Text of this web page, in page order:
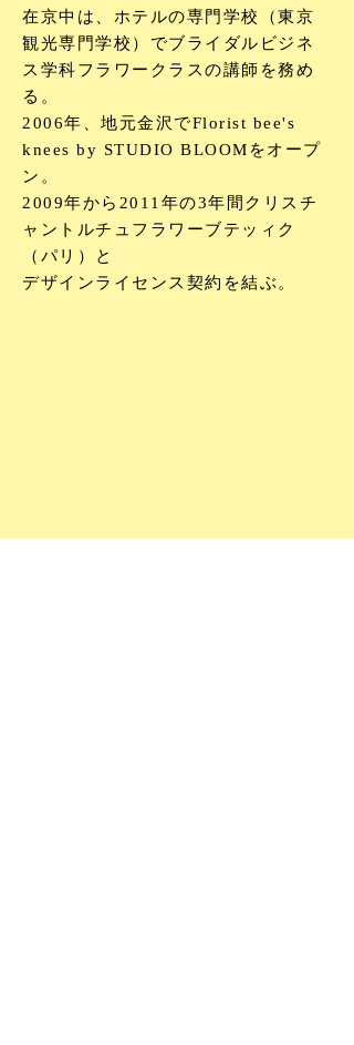
在京中は、ホテルの専門学校（東京
観光専門学校）でブライダルビジネ
ス学科フラワークラスの講師を務め
る。
2006年、地元金沢でFlorist bee's
knees by STUDIO BLOOMをオープ
ン。
2009年から2011年の3年間クリスチ
ャントルチュフラワーブテッィク
（パリ）と
デザインライセンス契約を結ぶ。